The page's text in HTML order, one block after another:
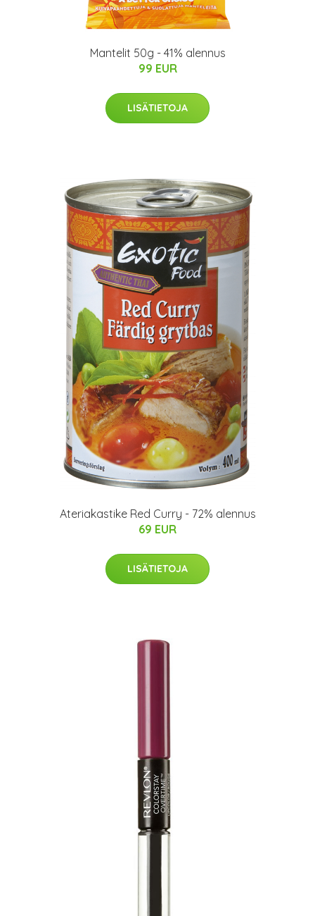
Mantelit 50g - 41% alennus
99 EUR
LISÄTIETOJA
Ateriakastike Red Curry - 72% alennus
69 EUR
LISÄTIETOJA